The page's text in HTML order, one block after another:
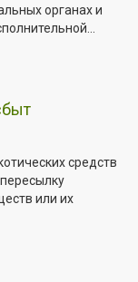
органах и
средств
или их